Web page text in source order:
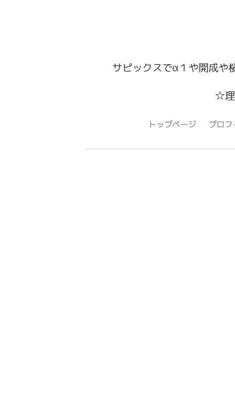
サピックスでα１や開成や
☆理
トップページ プロ